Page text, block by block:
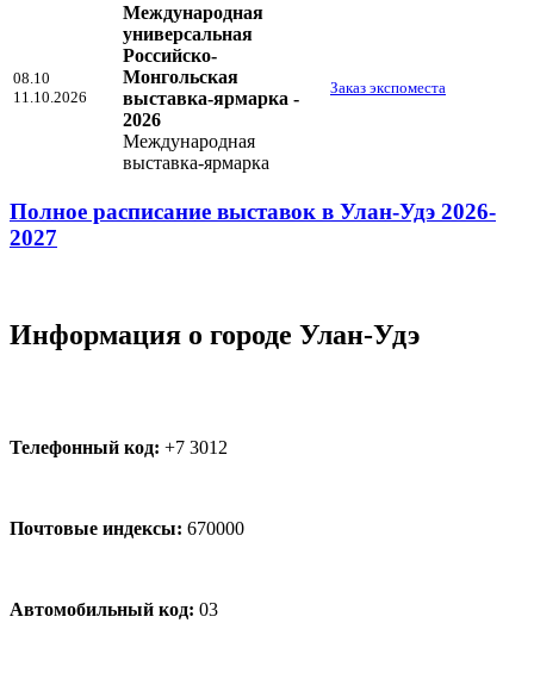
08.10
11.10.2026
Международная
универсальная
Российско-
Монгольская
выставка-ярмарка -
2026
Международная
выставка-ярмарка
Заказ экспоместа
Полное расписание выставок в Улан-Удэ 2026-
2027
Информация о городе Улан-Удэ
Телефонный код: +7 3012
Почтовые индексы: 670000
Автомобильный код: 03